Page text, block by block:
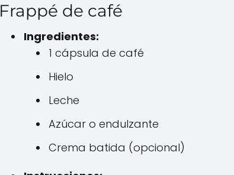
Frappé de café
Ingredientes:
1 cápsula de café
Hielo
Leche
Azúcar o endulzante
Crema batida (opcional)